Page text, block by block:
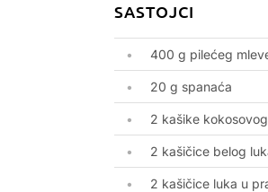
SASTOJCI
400 g pilećeg
20 g spanaća
2 kašike
2 kašičice belog
2 kašičice luka u